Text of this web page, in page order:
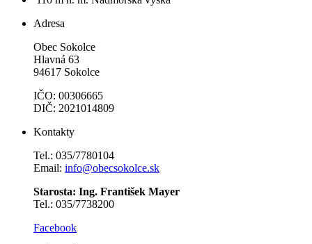
Adresa
Obec Sokolce
Hlavná 63
94617 Sokolce
IČO: 00306665
DIČ: 2021014809
Kontakty
Tel.: 035/7780104
Email: info@obecsokolce.sk
Starosta: Ing. František Mayer
Tel.: 035/7738200
Facebook